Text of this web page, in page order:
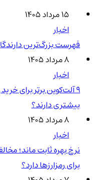
۱۵ مرداد ۱۴۰۵
اخبار
فهرست بزرگ‌ترین
۸ مرداد ۱۴۰۵
اخبار
۹ آلت‌کوین برتر برای
بیشتری دارند؟
۸ مرداد ۱۴۰۵
اخبار
نرخ بهره ثابت ماند؛
برای رمزارزها دارد؟